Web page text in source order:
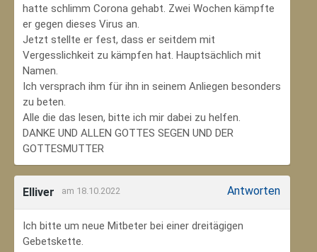
hatte schlimm Corona gehabt. Zwei Wochen kämpfte
er gegen dieses Virus an.
Jetzt stellte er fest, dass er seitdem mit
Vergesslichkeit zu kämpfen hat. Hauptsächlich mit
Namen.
Ich versprach ihm für ihn in seinem Anliegen besonders
zu beten.
Alle die das lesen, bitte ich mir dabei zu helfen.
DANKE UND ALLEN GOTTES SEGEN UND DER
GOTTESMUTTER
Elliver am 18.10.2022 Antworten
Ich bitte um neue Mitbeter bei einer dreitägigen
Gebetskette.